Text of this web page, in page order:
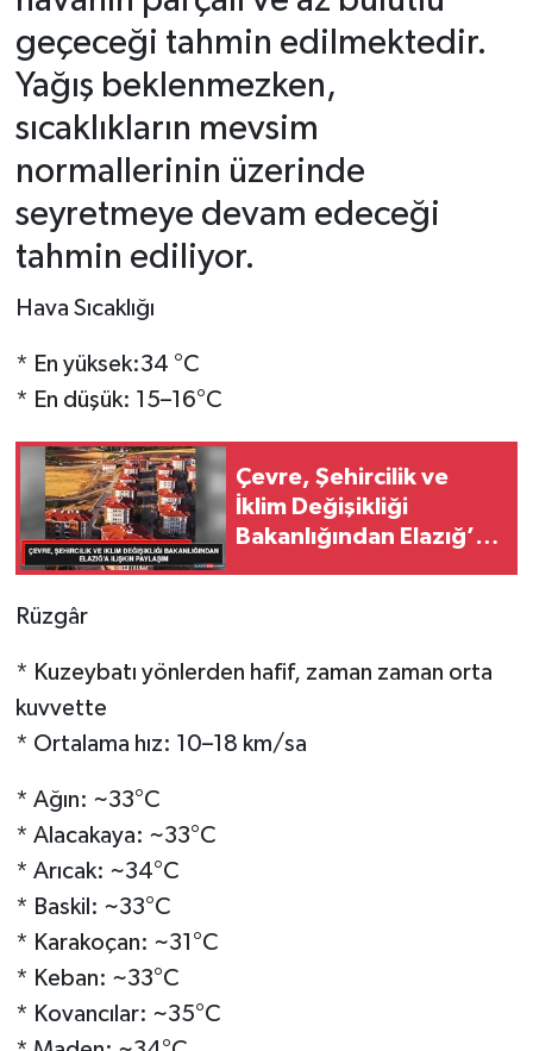
geçeceği tahmin edilmektedir.
Yağış beklenmezken,
sıcaklıkların mevsim
normallerinin üzerinde
seyretmeye devam edeceği
tahmin ediliyor.
Hava Sıcaklığı
* En yüksek:34 °C
* En düşük: 15–16°C
Çevre, Şehircilik ve
İklim Değişikliği
Bakanlığından Elazığ’a
Rüzgâr
* Kuzeybatı yönlerden hafif, zaman zaman orta
kuvvette
* Ortalama hız: 10–18 km/sa
* Ağın: ~33°C
* Alacakaya: ~33°C
* Arıcak: ~34°C
* Baskil: ~33°C
* Karakoçan: ~31°C
* Keban: ~33°C
* Kovancılar: ~35°C
SİYASET
SPOR
YAŞAM